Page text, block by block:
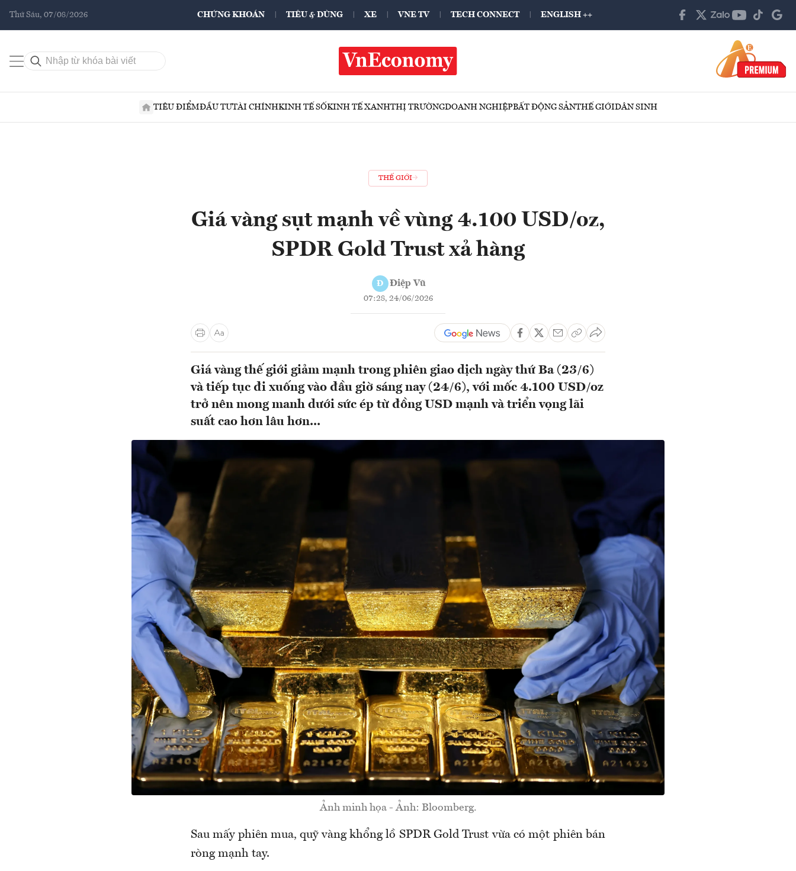
Thứ Sáu, 07/08/2026 CHỨNG KHOÁN TIÊU & DÙNG XE VNE TV TECH CONNECT ENGLISH ++
TIÊU ĐIỂMĐẦU TƯTÀI CHÍNHKINH TẾ SỐKINH TẾ XANHTHỊ TRƯỜNGDOANH NGHIỆPBẤT ĐỘNG SẢNTHẾ GIỚIDÂN SINH
THẾ GIỚI
Giá vàng sụt mạnh về vùng 4.100 USD/oz,
SPDR Gold Trust xả hàng
Đ Điệp Vũ
07:28, 24/06/2026
Giá vàng thế giới giảm mạnh trong phiên giao dịch ngày thứ Ba (23/6)
và tiếp tục đi xuống vào đầu giờ sáng nay (24/6), với mốc 4.100 USD/oz
trở nên mong manh dưới sức ép từ đồng USD mạnh và triển vọng lãi
suất cao hơn lâu hơn...
Ảnh minh họa - Ảnh: Bloomberg.
Sau mấy phiên mua, quỹ vàng khổng lồ SPDR Gold Trust vừa có một phiên bán
ròng mạnh tay.